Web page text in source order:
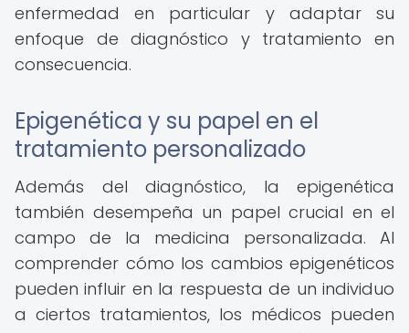
enfermedad en particular y adaptar su
enfoque de diagnóstico y tratamiento en
consecuencia.
Epigenética y su papel en el
tratamiento personalizado
Además del diagnóstico, la epigenética
también desempeña un papel crucial en el
campo de la medicina personalizada. Al
comprender cómo los cambios epigenéticos
pueden influir en la respuesta de un individuo
a ciertos tratamientos, los médicos pueden